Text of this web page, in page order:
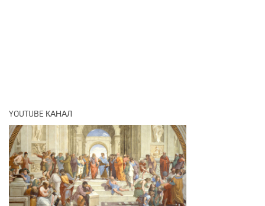
YOUTUBE КАНАЛ